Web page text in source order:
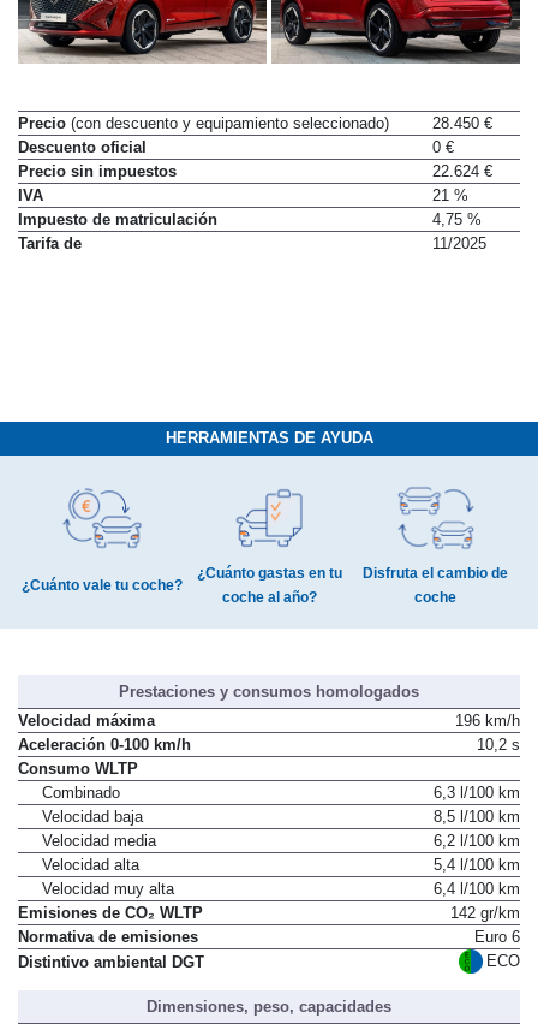
Precio (con descuento y equipamiento seleccionado)
28.450 €
Descuento oficial
0 €
Precio sin impuestos
22.624 €
IVA
21 %
Impuesto de matriculación
4,75 %
Tarifa de
11/2025
HERRAMIENTAS DE AYUDA
¿Cuánto vale tu coche?
¿Cuánto gastas en tu
coche al año?
Disfruta el cambio de
coche
Prestaciones y consumos homologados
Velocidad máxima
196 km/h
Aceleración 0-100 km/h
10,2 s
Consumo WLTP
Combinado
6,3 l/100 km
Velocidad baja
8,5 l/100 km
Velocidad media
6,2 l/100 km
Velocidad alta
5,4 l/100 km
Velocidad muy alta
6,4 l/100 km
Emisiones de CO₂ WLTP
142 gr/km
Normativa de emisiones
Euro 6
Distintivo ambiental DGT
ECO
Dimensiones, peso, capacidades